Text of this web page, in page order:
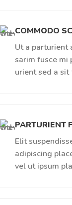
COMMODO
Ut a parturient
sarim fusce mi
urient sed a sit
PARTURIENT
Elit
adipiscing
vel ut ipsum